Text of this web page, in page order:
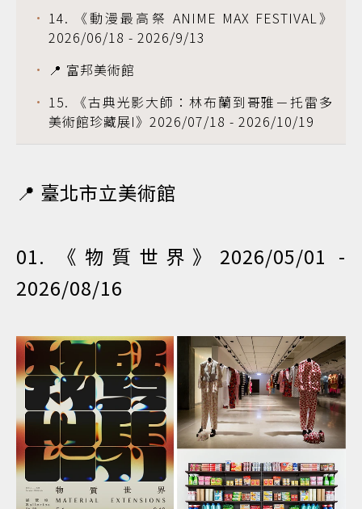
14. 《動漫最高祭 ANIME MAX FESTIVAL》
2026/06/18 - 2026/9/13
📍 富邦美術館
15. 《古典光影大師：林布蘭到哥雅－托雷多
美術館珍藏展I》2026/07/18 - 2026/10/19
📍 臺北市立美術館
01. 《物質世界》2026/05/01 -
2026/08/16